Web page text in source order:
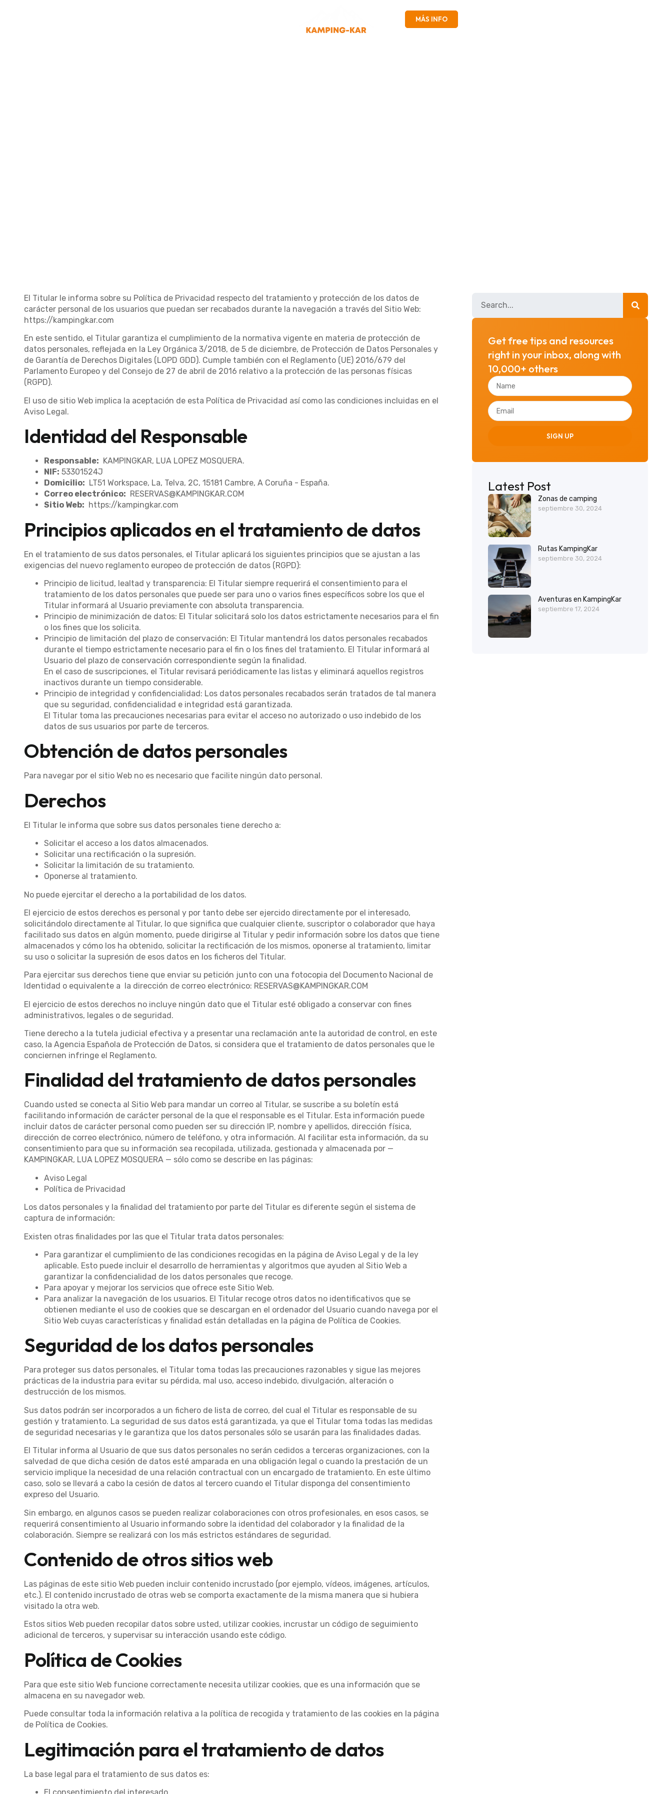
MÁS INFO
El Titular le informa sobre su Política de Privacidad respecto del tratamiento y protección de los datos de
carácter personal de los usuarios que puedan ser recabados durante la navegación a través del Sitio Web:
https://kampingkar.com
En este sentido, el Titular garantiza el cumplimiento de la normativa vigente en materia de protección de
datos personales, reflejada en la Ley Orgánica 3/2018, de 5 de diciembre, de Protección de Datos Personales y
de Garantía de Derechos Digitales (LOPD GDD). Cumple también con el Reglamento (UE) 2016/679 del
Parlamento Europeo y del Consejo de 27 de abril de 2016 relativo a la protección de las personas físicas
(RGPD).
El uso de sitio Web implica la aceptación de esta Política de Privacidad así como las condiciones incluidas en el
Aviso Legal.
Identidad del Responsable
Responsable: KAMPINGKAR, LUA LOPEZ MOSQUERA.
NIF: 53301524J
Domicilio: LT51 Workspace, La, Telva, 2C, 15181 Cambre, A Coruña - España.
Correo electrónico: RESERVAS@KAMPINGKAR.COM
Sitio Web: https://kampingkar.com
Principios aplicados en el tratamiento de datos
En el tratamiento de sus datos personales, el Titular aplicará los siguientes principios que se ajustan a las
exigencias del nuevo reglamento europeo de protección de datos (RGPD):
Principio de licitud, lealtad y transparencia: El Titular siempre requerirá el consentimiento para el
tratamiento de los datos personales que puede ser para uno o varios fines específicos sobre los que el
Titular informará al Usuario previamente con absoluta transparencia.
Principio de minimización de datos: El Titular solicitará solo los datos estrictamente necesarios para el fin
o los fines que los solicita.
Principio de limitación del plazo de conservación: El Titular mantendrá los datos personales recabados
durante el tiempo estrictamente necesario para el fin o los fines del tratamiento. El Titular informará al
Usuario del plazo de conservación correspondiente según la finalidad.
En el caso de suscripciones, el Titular revisará periódicamente las listas y eliminará aquellos registros
inactivos durante un tiempo considerable.
Principio de integridad y confidencialidad: Los datos personales recabados serán tratados de tal manera
que su seguridad, confidencialidad e integridad está garantizada.
El Titular toma las precauciones necesarias para evitar el acceso no autorizado o uso indebido de los
datos de sus usuarios por parte de terceros.
Obtención de datos personales
Para navegar por el sitio Web no es necesario que facilite ningún dato personal.
Derechos
El Titular le informa que sobre sus datos personales tiene derecho a:
Solicitar el acceso a los datos almacenados.
Solicitar una rectificación o la supresión.
Solicitar la limitación de su tratamiento.
Oponerse al tratamiento.
No puede ejercitar el derecho a la portabilidad de los datos.
El ejercicio de estos derechos es personal y por tanto debe ser ejercido directamente por el interesado,
solicitándolo directamente al Titular, lo que significa que cualquier cliente, suscriptor o colaborador que haya
facilitado sus datos en algún momento, puede dirigirse al Titular y pedir información sobre los datos que tiene
almacenados y cómo los ha obtenido, solicitar la rectificación de los mismos, oponerse al tratamiento, limitar
su uso o solicitar la supresión de esos datos en los ficheros del Titular.
Para ejercitar sus derechos tiene que enviar su petición junto con una fotocopia del Documento Nacional de
Identidad o equivalente a la dirección de correo electrónico: RESERVAS@KAMPINGKAR.COM
El ejercicio de estos derechos no incluye ningún dato que el Titular esté obligado a conservar con fines
administrativos, legales o de seguridad.
Tiene derecho a la tutela judicial efectiva y a presentar una reclamación ante la autoridad de control, en este
caso, la Agencia Española de Protección de Datos, si considera que el tratamiento de datos personales que le
conciernen infringe el Reglamento.
Finalidad del tratamiento de datos personales
Cuando usted se conecta al Sitio Web para mandar un correo al Titular, se suscribe a su boletín está
facilitando información de carácter personal de la que el responsable es el Titular. Esta información puede
incluir datos de carácter personal como pueden ser su dirección IP, nombre y apellidos, dirección física,
dirección de correo electrónico, número de teléfono, y otra información. Al facilitar esta información, da su
consentimiento para que su información sea recopilada, utilizada, gestionada y almacenada por —
KAMPINGKAR, LUA LOPEZ MOSQUERA — sólo como se describe en las páginas:
Aviso Legal
Política de Privacidad
Los datos personales y la finalidad del tratamiento por parte del Titular es diferente según el sistema de
captura de información:
Existen otras finalidades por las que el Titular trata datos personales:
Para garantizar el cumplimiento de las condiciones recogidas en la página de Aviso Legal y de la ley
aplicable. Esto puede incluir el desarrollo de herramientas y algoritmos que ayuden al Sitio Web a
garantizar la confidencialidad de los datos personales que recoge.
Para apoyar y mejorar los servicios que ofrece este Sitio Web.
Para analizar la navegación de los usuarios. El Titular recoge otros datos no identificativos que se
obtienen mediante el uso de cookies que se descargan en el ordenador del Usuario cuando navega por el
Sitio Web cuyas características y finalidad están detalladas en la página de Política de Cookies.
Seguridad de los datos personales
Para proteger sus datos personales, el Titular toma todas las precauciones razonables y sigue las mejores
prácticas de la industria para evitar su pérdida, mal uso, acceso indebido, divulgación, alteración o
destrucción de los mismos.
Sus datos podrán ser incorporados a un fichero de lista de correo, del cual el Titular es responsable de su
gestión y tratamiento. La seguridad de sus datos está garantizada, ya que el Titular toma todas las medidas
de seguridad necesarias y le garantiza que los datos personales sólo se usarán para las finalidades dadas.
El Titular informa al Usuario de que sus datos personales no serán cedidos a terceras organizaciones, con la
salvedad de que dicha cesión de datos esté amparada en una obligación legal o cuando la prestación de un
servicio implique la necesidad de una relación contractual con un encargado de tratamiento. En este último
caso, solo se llevará a cabo la cesión de datos al tercero cuando el Titular disponga del consentimiento
expreso del Usuario.
Sin embargo, en algunos casos se pueden realizar colaboraciones con otros profesionales, en esos casos, se
requerirá consentimiento al Usuario informando sobre la identidad del colaborador y la finalidad de la
colaboración. Siempre se realizará con los más estrictos estándares de seguridad.
Contenido de otros sitios web
Las páginas de este sitio Web pueden incluir contenido incrustado (por ejemplo, vídeos, imágenes, artículos,
etc.). El contenido incrustado de otras web se comporta exactamente de la misma manera que si hubiera
visitado la otra web.
Estos sitios Web pueden recopilar datos sobre usted, utilizar cookies, incrustar un código de seguimiento
adicional de terceros, y supervisar su interacción usando este código.
Política de Cookies
Para que este sitio Web funcione correctamente necesita utilizar cookies, que es una información que se
almacena en su navegador web.
Puede consultar toda la información relativa a la política de recogida y tratamiento de las cookies en la página
de Política de Cookies.
Legitimación para el tratamiento de datos
La base legal para el tratamiento de sus datos es:
Get free tips and resources
right in your inbox, along with
10,000+ others
SIGN UP
Latest Post
Zonas de camping
septiembre 30, 2024
Rutas KampingKar
septiembre 30, 2024
Aventuras en KampingKar
septiembre 17, 2024